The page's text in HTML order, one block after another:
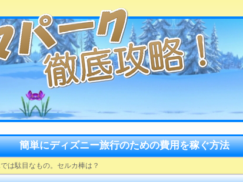
簡単にディズニー旅行のための費用を稼ぐ方法
は駄目なもの。セルカ棒は？